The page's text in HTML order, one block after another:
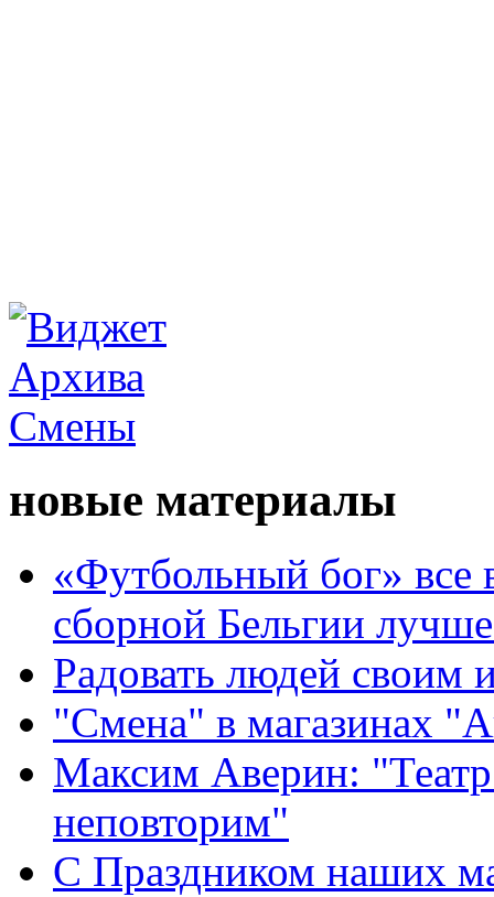
новые материалы
«Футбольный бог» все
сборной Бельгии
Радовать людей своим
"Смена" в магазинах
Максим Аверин:
неповторим"
С Праздником наших